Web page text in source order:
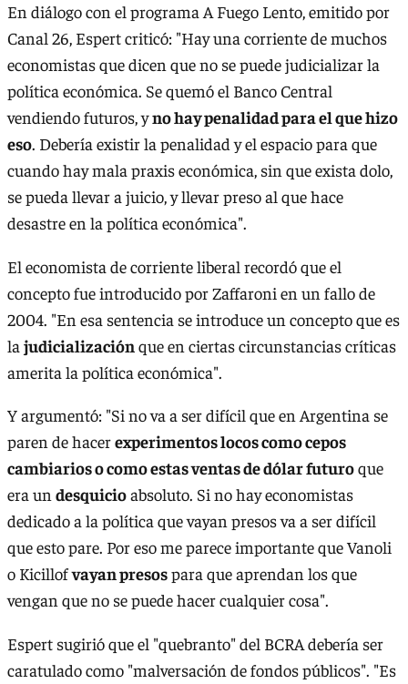
En diálogo con el programa A Fuego Lento, emitido por
Canal 26, Espert criticó: "Hay una corriente de muchos
economistas que dicen que no se puede judicializar la
política económica. Se quemó el Banco Central
vendiendo futuros, yno hay penalidad para el que hizo
eso. Debería existir la penalidad y el espacio para que
cuando hay mala praxis económica, sin que exista dolo,
se pueda llevar a juicio, y llevar preso al que hace
desastre en la política económica".
El economista de corriente liberal recordó que el
concepto fue introducido por Zaffaroni en un fallo de
2004. "En esa sentencia se introduce un concepto que es
la judicializaciónque en ciertas circunstancias críticas
amerita la política económica".
Y argumentó: "Si no va a ser difícil que en Argentina se
paren de hacerexperimentos locos como cepos
cambiarios o como estas ventas de dólar futuroque
era un desquicioabsoluto. Si no hay economistas
dedicado a la política que vayan presos va a ser difícil
que esto pare. Por eso me parece importante que Vanoli
o Kicillofvayan presospara que aprendan los que
vengan que no se puede hacer cualquier cosa".
Espert sugirió que el "quebranto" del BCRA debería ser
caratulado como "malversación de fondos públicos". "Es